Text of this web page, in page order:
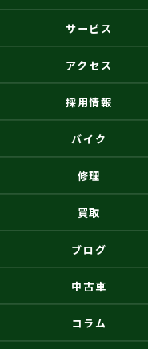
サービス
アクセス
採用情報
バイク
修理
買取
ブログ
中古車
コラム